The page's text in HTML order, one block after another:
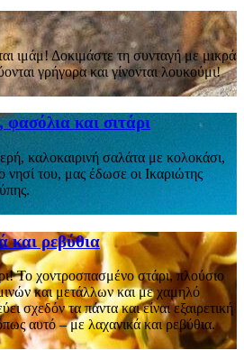
ιμάμ! Δοκιμάστε τη συνταγή με μικρά
γρήγορα και γίνονται λουκούμι!
και σιτάρι
καλοκαιρινή σαλάτα με κολοκάσι,
νησί του, μας έδωσε οι Ικαριώτης
και ρεβύθια
To χοντροσπασμένο στάρι, πλούσιο
και μετάλλων και με χαμηλό
σχεδόν τα πάντα και είναι εξαιρετική
αυτό – με λαχανικά και ρεβύθια.